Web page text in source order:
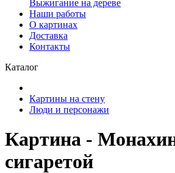
Выжигание на дереве
Наши работы
О картинах
Доставка
Контакты
Каталог
Картины на стену
Люди и персонажи
Картина -
сигаретой